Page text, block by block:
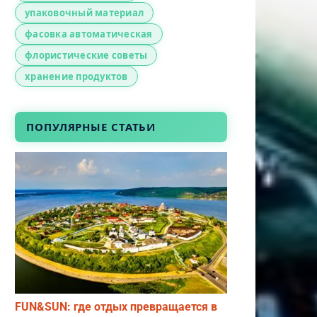
упаковочный материал
фасовка автоматическая
флористические советы
хранение продуктов
ПОПУЛЯРНЫЕ СТАТЬИ
FUN&SUN: где отдых превращается в